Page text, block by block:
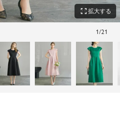
zoom_out_map 拡大する
1/21